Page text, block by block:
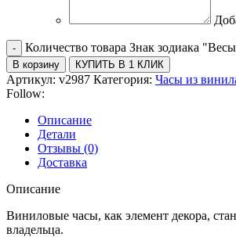
Количество товара Знак зодиака
В корзину КУПИТЬ В 1 КЛИК
Артикул: v2987 Категория: Часы из
Follow:
Описание
Детали
Отзывы (0)
Доставка
Описание
Виниловые часы, как элемент декора,
владельца.